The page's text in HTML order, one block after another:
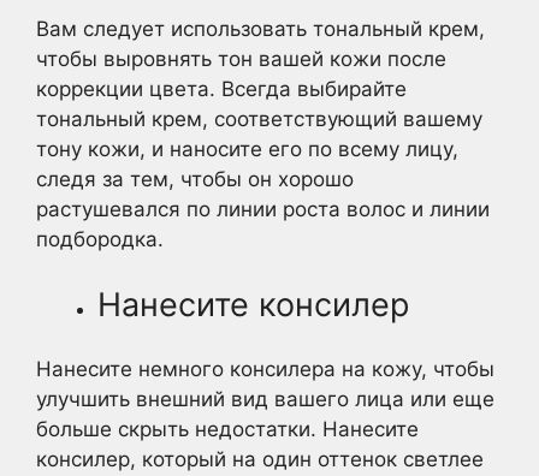
Вам следует использовать тональный крем,
чтобы выровнять тон вашей кожи после
коррекции цвета. Всегда выбирайте
тональный крем, соответствующий вашему
тону кожи, и наносите его по всему лицу,
следя за тем, чтобы он хорошо
растушевался по линии роста волос и линии
подбородка.
Нанесите консилер
Нанесите немного консилера на кожу, чтобы
улучшить внешний вид вашего лица или еще
больше скрыть недостатки. Нанесите
консилер, который на один оттенок светлее